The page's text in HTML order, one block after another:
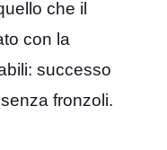
che il
con la
successo
fronzoli.